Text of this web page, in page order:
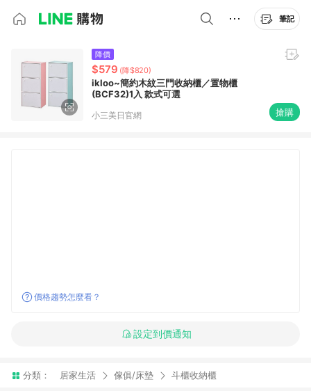
筆記
降價
$579 (降$820)
ikloo~簡約木紋三門收納櫃／置物櫃
(BCF32)1入 款式可選
小三美日官網 搶購
價格趨勢怎麼看？
設定到價通知
分類： 居家生活 傢俱/床墊 斗櫃收納櫃